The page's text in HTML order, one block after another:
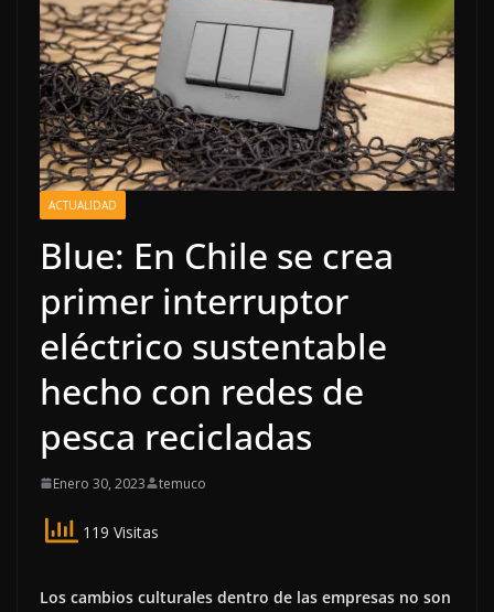
ACTUALIDAD
Blue: En Chile se crea
primer interruptor
eléctrico sustentable
hecho con redes de
pesca recicladas
Enero 30, 2023 temuco
119 Visitas
Los cambios culturales dentro de las empresas no son